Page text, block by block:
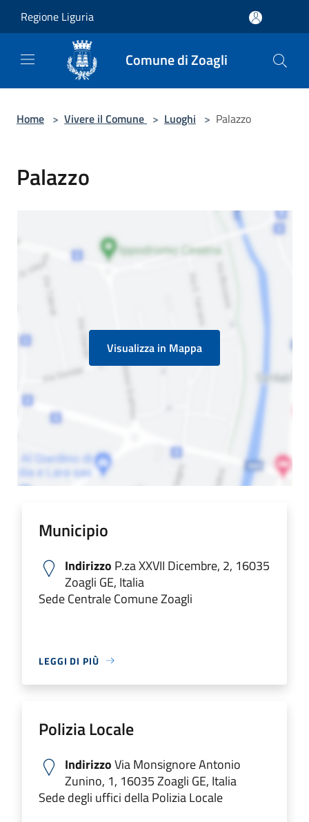
Regione Liguria
Comune di Zoagli
Home > Vivere il Comune > Luoghi > Palazzo
Palazzo
Visualizza in Mappa
Municipio
Indirizzo P.za XXVII Dicembre, 2, 16035
Zoagli GE, Italia
Sede Centrale Comune Zoagli
LEGGI DI PIÙ
Polizia Locale
IndirizzoVia Monsignore Antonio
Zunino, 1, 16035 Zoagli GE, Italia
Sede degli uffici della Polizia Locale